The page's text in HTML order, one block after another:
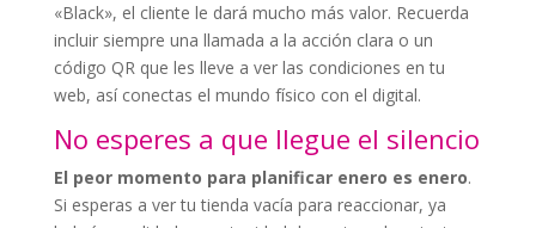
«Black», el cliente le dará mucho más valor. Recuerda
incluir siempre una llamada a la acción clara o un
código QR que les lleve a ver las condiciones en tu
web, así conectas el mundo físico con el digital.
No esperes a que llegue el silencio
El peor momento para planificar enero es enero.
Si esperas a ver tu tienda vacía para reaccionar, ya